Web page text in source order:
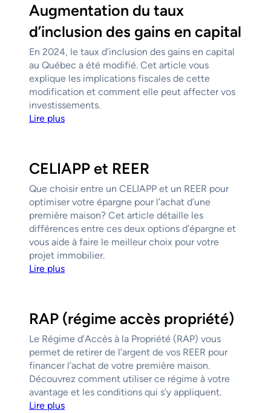
Augmentation du taux
d’inclusion des gains en capital
En 2024, le taux d’inclusion des gains en capital
au Québec a été modifié. Cet article vous
explique les implications fiscales de cette
modification et comment elle peut affecter vos
investissements.
Lire plus
CELIAPP et REER
Que choisir entre un CELIAPP et un REER pour
optimiser votre épargne pour l’achat d’une
première maison? Cet article détaille les
différences entre ces deux options d’épargne et
vous aide à faire le meilleur choix pour votre
projet immobilier.
Lire plus
RAP (régime accès propriété)
Le Régime d’Accès à la Propriété (RAP) vous
permet de retirer de l’argent de vos REER pour
financer l’achat de votre première maison.
Découvrez comment utiliser ce régime à votre
avantage et les conditions qui s’y appliquent.
Lire plus